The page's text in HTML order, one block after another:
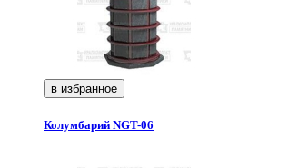
в избранное
Колумбарий NGT-06